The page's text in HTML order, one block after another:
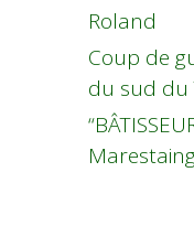
Roland
Coup de
du sud du